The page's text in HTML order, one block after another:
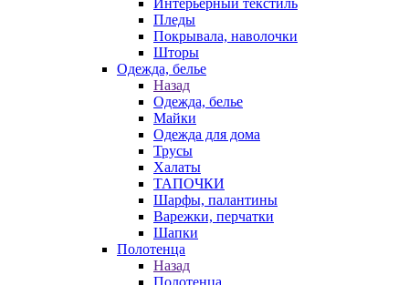
Пледы
Покрывала, наволочки
Шторы
Одежда, белье
Назад
Одежда, белье
Майки
Одежда для дома
Трусы
Халаты
ТАПОЧКИ
Шарфы, палантины
Варежки, перчатки
Шапки
Полотенца
Назад
Полотенца